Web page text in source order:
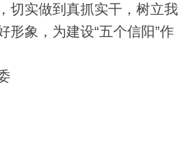
切实做到真抓实干，树立我
形象，为建设“五个信阳”作